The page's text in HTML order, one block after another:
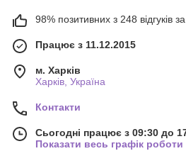
98% позитивних з 248 відгуків за
Працює з 11.12.2015
м. Харків
Харків, Україна
Контакти
Сьогодні працює з 09:30 до
Показати весь графік роботи